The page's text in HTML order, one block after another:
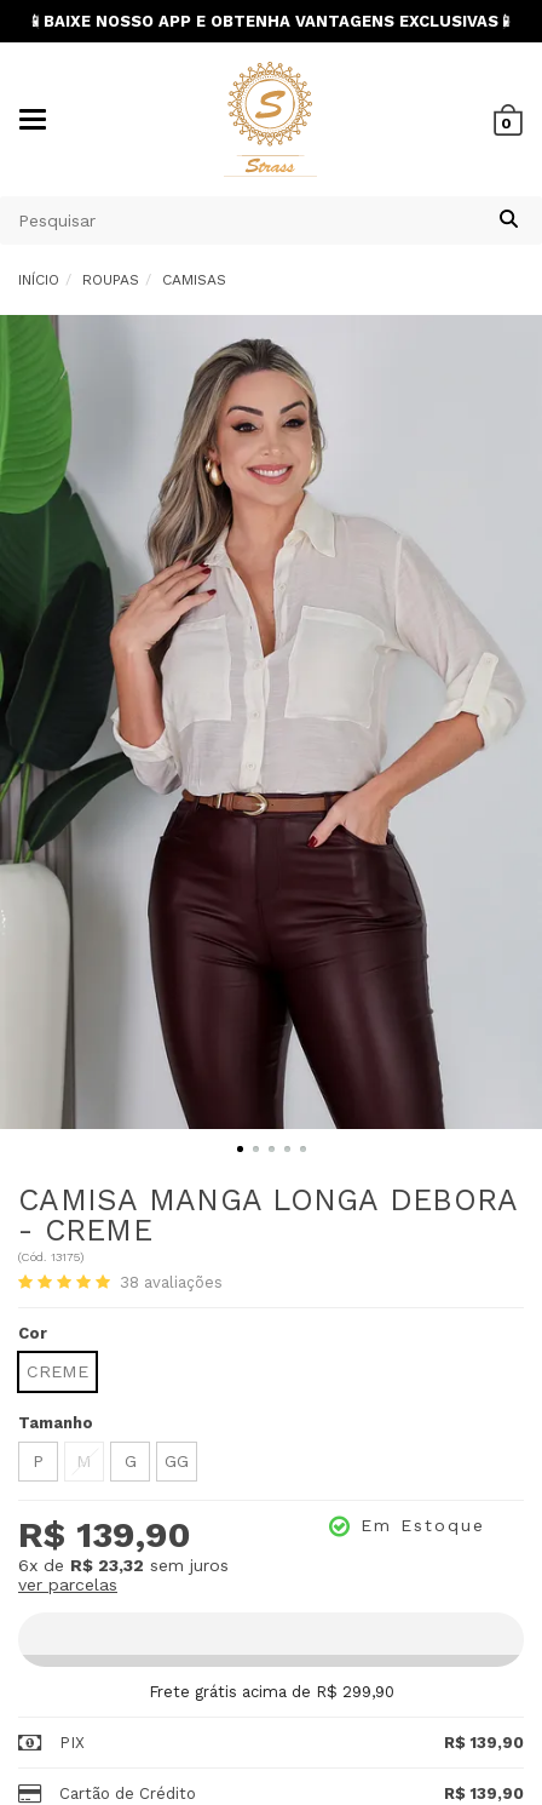
📱BAIXE NOSSO APP E OBTENHA VANTAGENS EXCLUSIVAS📱
0
INÍCIO ROUPAS CAMISAS
CAMISA MANGA LONGA DEBORA
- CREME
(Cód. 13175)
38 avaliações
Cor
CREME
Tamanho
P M G GG
R$ 139,90
6x de R$ 23,32 sem juros
ver parcelas
Em Estoque
Frete grátis acima de R$ 299,90
PIX R$ 139,90
Cartão de Crédito R$ 139,90